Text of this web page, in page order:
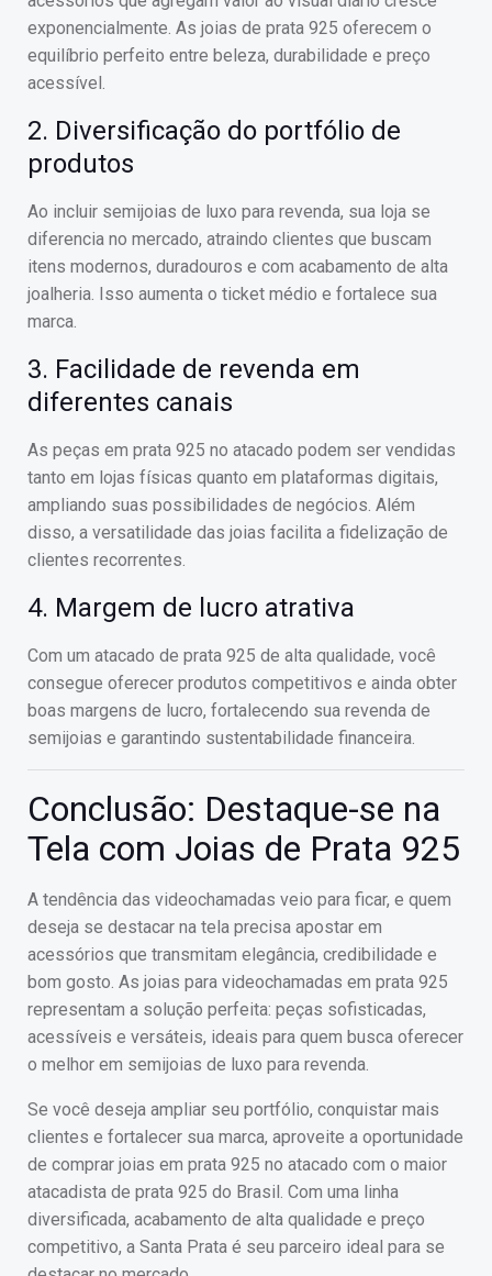
exponencialmente. As joias de prata 925 oferecem o
equilíbrio perfeito entre beleza, durabilidade e preço
acessível.
2. Diversificação do portfólio de
produtos
Ao incluir semijoias de luxo para revenda, sua loja se
diferencia no mercado, atraindo clientes que buscam
itens modernos, duradouros e com acabamento de alta
joalheria. Isso aumenta o ticket médio e fortalece sua
marca.
3. Facilidade de revenda em
diferentes canais
As peças em prata 925 no atacado podem ser vendidas
tanto em lojas físicas quanto em plataformas digitais,
ampliando suas possibilidades de negócios. Além
disso, a versatilidade das joias facilita a fidelização de
clientes recorrentes.
4. Margem de lucro atrativa
Com um atacado de prata 925 de alta qualidade, você
consegue oferecer produtos competitivos e ainda obter
boas margens de lucro, fortalecendo sua revenda de
semijoias e garantindo sustentabilidade financeira.
Conclusão: Destaque-se na
Tela com Joias de Prata 925
A tendência das videochamadas veio para ficar, e quem
deseja se destacar na tela precisa apostar em
acessórios que transmitam elegância, credibilidade e
bom gosto. As joias para videochamadas em prata 925
representam a solução perfeita: peças sofisticadas,
acessíveis e versáteis, ideais para quem busca oferecer
o melhor em semijoias de luxo para revenda.
Se você deseja ampliar seu portfólio, conquistar mais
clientes e fortalecer sua marca, aproveite a oportunidade
de comprar joias em prata 925 no atacado com o maior
atacadista de prata 925 do Brasil. Com uma linha
diversificada, acabamento de alta qualidade e preço
competitivo, a Santa Prata é seu parceiro ideal para se